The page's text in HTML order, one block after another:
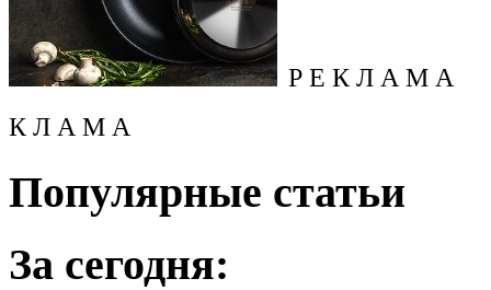
Р Е К Л А М А
К Л А М А
Популярные статьи
За сегодня: